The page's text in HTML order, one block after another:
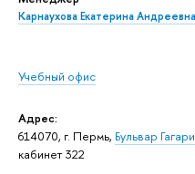
Карнаухова Екатерина Андреевна
Учебный офис
Адрес:
614070, г. Пермь, Бульвар
кабинет 322